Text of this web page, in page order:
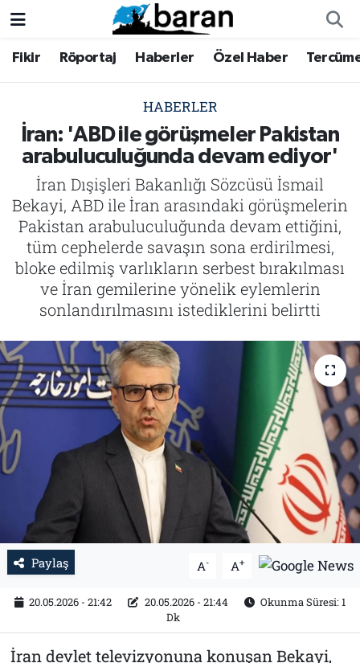
Fikir Röportaj Haberler Özel Haber
HABERLER
İran: 'ABD ile görüşmeler Pakistan
arabuluculuğunda devam ediyor'
İran Dışişleri Bakanlığı Sözcüsü İsmail
Bekayi, ABD ile İran arasındaki görüşmelerin
Pakistan arabuluculuğunda devam ettiğini,
tüm cephelerde savaşın sona erdirilmesi,
bloke edilmiş varlıkların serbest bırakılması
ve İran gemilerine yönelik eylemlerin
sonlandırılmasını istediklerini belirtti
Paylaş A- A+
20.05.2026 - 21:42 20.05.2026 - 21:44
Okunma Süresi: 1
Dk
İran devlet televizyonuna konuşan Bekayi,
Fikir
Haberler
Özel Haber
Tercüme
İktibas
Büyük Doğu-İbda
Dergi
Tarih
Fikir
Haberler
Özel Haber
Tercüme
İktibas
Büyük Doğu-İbda
Dergi
İletişim
Nöbetçi Eczaneler
Trafik Durumu
Süper Lig Puan Durumu ve Fikstür
Tüm Manşetler
Son Dakika Haberleri
Haber Arşivi